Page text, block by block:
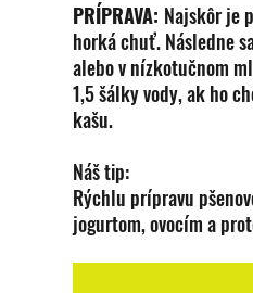
PRÍPRAVA: Najskôr je
horká chuť. Následne
alebo v nízkotučnom
1,5 šálky vody, ak ho
kašu.
Náš tip:
Rýchlu prípravu
jogurtom, ovocím a